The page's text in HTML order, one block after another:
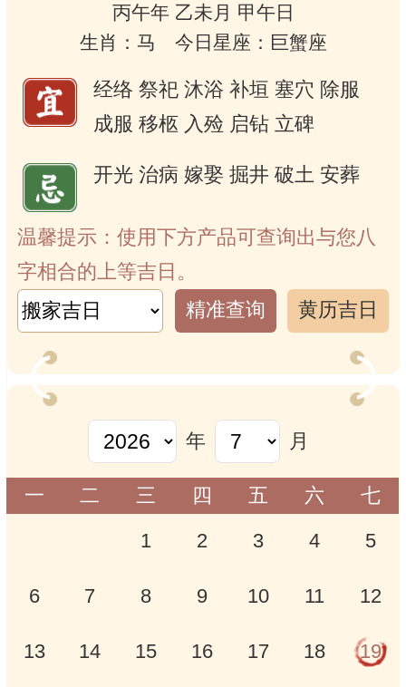
丙午年 乙未月 甲午日
生肖：马 今日星座：巨蟹座
经络 祭祀 沐浴 补垣 塞穴 除服
成服 移柩 入殓 启钻 立碑
开光 治病 嫁娶 掘井 破土 安葬
温馨提示：使用下方产品可查询出与您八
字相合的上等吉日。
精准查询
黄历吉日
年 月
一 二 三 四 五 六 七
1 2 3 4 5
6 7 8 9 10 11 12
13 14 15 16 17 18 19